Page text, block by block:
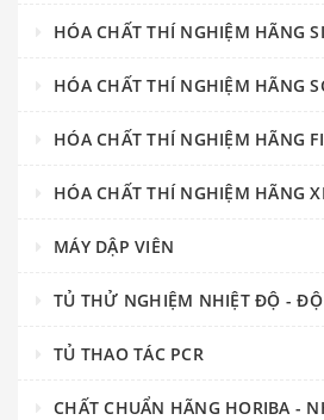
HÓA CHẤT THÍ NGHIỆM HÃNG
HÓA CHẤT THÍ NGHIỆM HÃNG
HÓA CHẤT THÍ NGHIỆM HÃNG
HÓA CHẤT THÍ NGHIỆM HÃNG
MÁY DẬP VIÊN
TỦ THỬ NGHIỆM NHIỆT ĐỘ -
TỦ THAO TÁC PCR
CHẤT CHUẨN HÃNG HORIBA -